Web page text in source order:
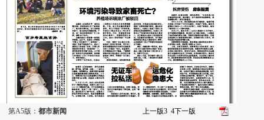
第A5版： 都市新闻 上一版3 4下一版